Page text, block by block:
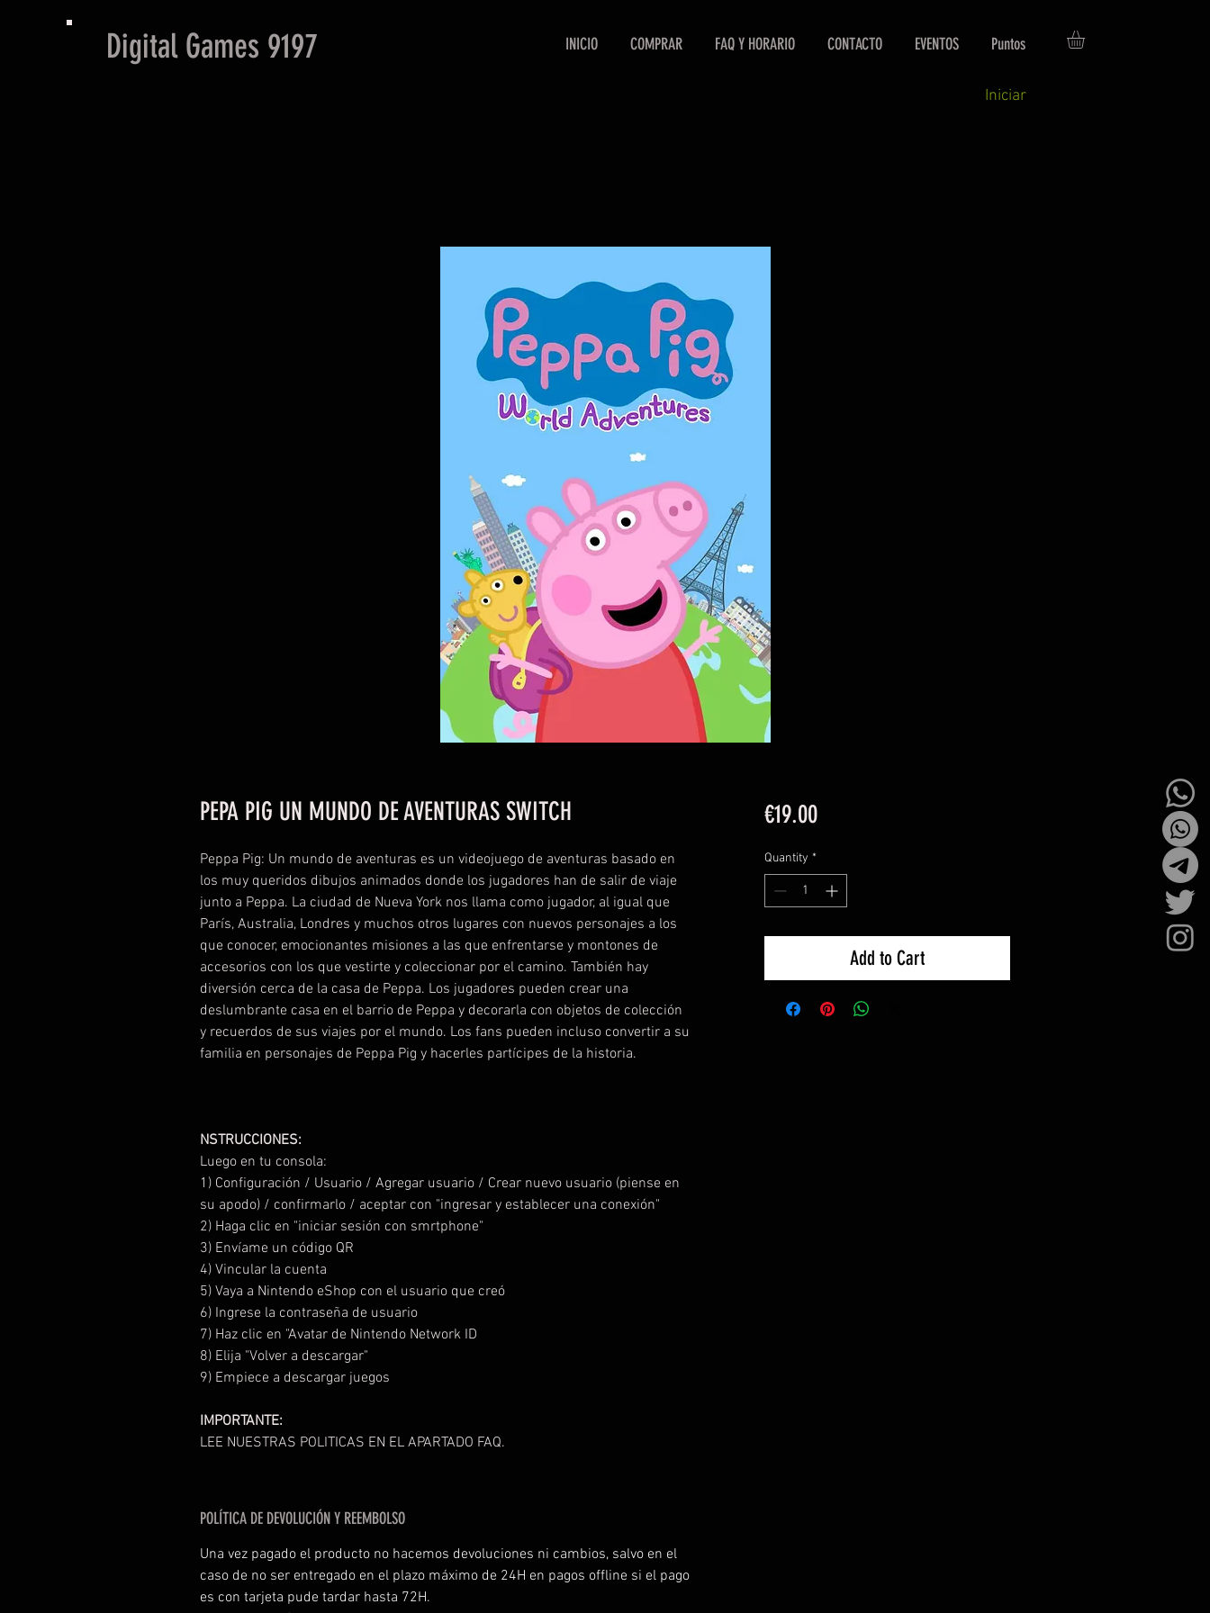
Digital Games 9197 INICIO COMPRAR FAQ Y HORARIO CONTACTO EVENTOS Puntos
Iniciar
PEPA PIG UN MUNDO DE AVENTURAS SWITCH
Peppa Pig: Un mundo de aventuras es un videojuego de aventuras basado en
los muy queridos dibujos animados donde los jugadores han de salir de viaje
junto a Peppa. La ciudad de Nueva York nos llama como jugador, al igual que
París, Australia, Londres y muchos otros lugares con nuevos personajes a los
que conocer, emocionantes misiones a las que enfrentarse y montones de
accesorios con los que vestirte y coleccionar por el camino. También hay
diversión cerca de la casa de Peppa. Los jugadores pueden crear una
deslumbrante casa en el barrio de Peppa y decorarla con objetos de colección
y recuerdos de sus viajes por el mundo. Los fans pueden incluso convertir a su
familia en personajes de Peppa Pig y hacerles partícipes de la historia.
NSTRUCCIONES:
Luego en tu consola:
1) Configuración / Usuario / Agregar usuario / Crear nuevo usuario (piense en
su apodo) / confirmarlo / aceptar con "ingresar y establecer una conexión"
2) Haga clic en "iniciar sesión con smrtphone"
3) Envíame un código QR
4) Vincular la cuenta
5) Vaya a Nintendo eShop con el usuario que creó
6) Ingrese la contraseña de usuario
7) Haz clic en "Avatar de Nintendo Network ID
8) Elija "Volver a descargar"
9) Empiece a descargar juegos
IMPORTANTE:
LEE NUESTRAS POLITICAS EN EL APARTADO FAQ.
POLÍTICA DE DEVOLUCIÓN Y REEMBOLSO
Una vez pagado el producto no hacemos devoluciones ni cambios, salvo en el
caso de no ser entregado en el plazo máximo de 24H en pagos offline si el pago
es con tarjeta pude tardar hasta 72H.
€19.00Price
Quantity *
Add to Cart